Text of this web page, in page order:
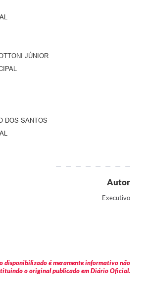
JÚNIOR
DOS SANTOS
Autor
Executivo
disponibilizado é meramente informativo não
o original publicado em Diário Oficial.